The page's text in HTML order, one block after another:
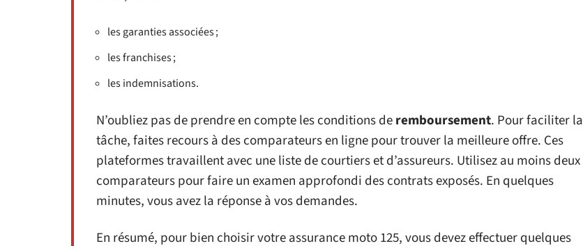
les garanties associées ;
les franchises ;
les indemnisations.
N’oubliez pas de prendre en compte les conditions deremboursement. Pour faciliter la
tâche, faites recours à des comparateurs en ligne pour trouver la meilleure offre. Ces
plateformes travaillent avec une liste de courtiers et d’assureurs. Utilisez au moins deux
comparateurs pour faire un examen approfondi des contrats exposés. En quelques
minutes, vous avez la réponse à vos demandes.
En résumé, pour bien choisir votre assurance moto 125, vous devez effectuer quelques